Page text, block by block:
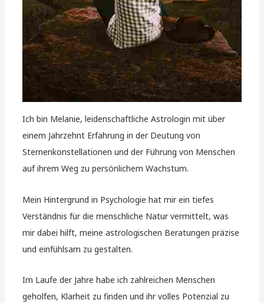
Ich bin Melanie, leidenschaftliche Astrologin mit über
einem Jahrzehnt Erfahrung in der Deutung von
Sternenkonstellationen und der Führung von Menschen
auf ihrem Weg zu persönlichem Wachstum.
Mein Hintergrund in Psychologie hat mir ein tiefes
Verständnis für die menschliche Natur vermittelt, was
mir dabei hilft, meine astrologischen Beratungen präzise
und einfühlsam zu gestalten.
Im Laufe der Jahre habe ich zahlreichen Menschen
geholfen, Klarheit zu finden und ihr volles Potenzial zu